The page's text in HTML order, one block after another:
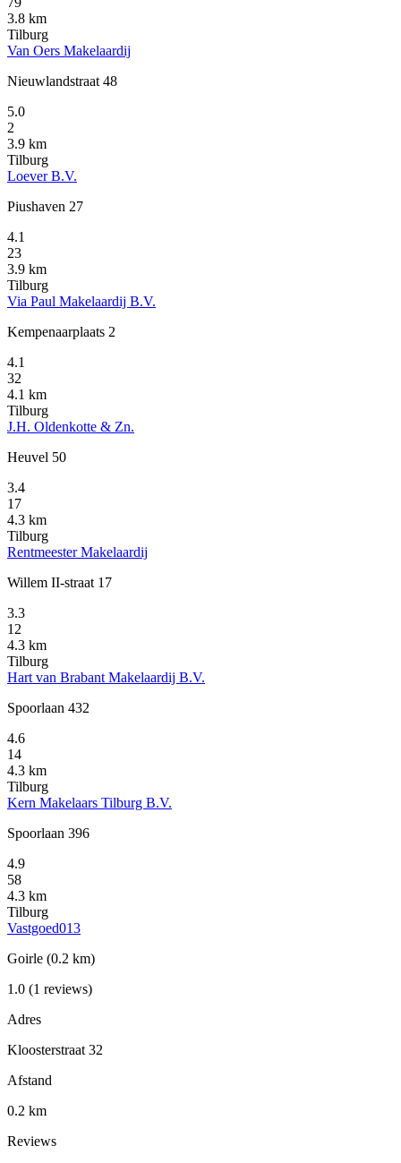
3.8 km
Tilburg
Van Oers Makelaardij
Nieuwlandstraat 48
5.0
2
3.9 km
Tilburg
Loever B.V.
Piushaven 27
4.1
23
3.9 km
Tilburg
Via Paul Makelaardij B.V.
Kempenaarplaats 2
4.1
32
4.1 km
Tilburg
J.H. Oldenkotte & Zn.
Heuvel 50
3.4
17
4.3 km
Tilburg
Rentmeester Makelaardij
Willem II-straat 17
3.3
12
4.3 km
Tilburg
Hart van Brabant Makelaardij B.V.
Spoorlaan 432
4.6
14
4.3 km
Tilburg
Kern Makelaars Tilburg B.V.
Spoorlaan 396
4.9
58
4.3 km
Tilburg
Vastgoed013
Goirle (0.2 km)
1.0 (1 reviews)
Adres
Kloosterstraat 32
Afstand
0.2 km
Reviews